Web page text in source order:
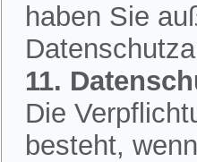
haben Sie
11.
Die
besteht, wenn